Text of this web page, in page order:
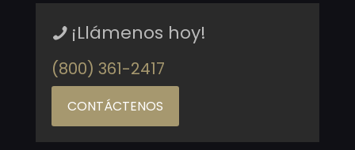
¡Llámenos hoy!
(800) 361-2417
CONTÁCTENOS